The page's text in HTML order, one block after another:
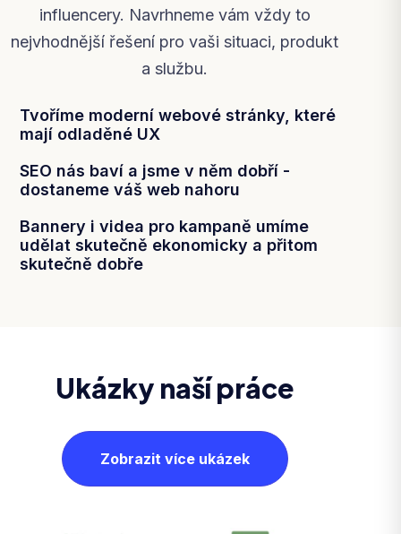
influencery. Navrhneme vám vždy to
nejvhodnější řešení pro vaši situaci, produkt
a službu.
Tvoříme moderní webové stránky, které
mají odladěné UX
SEO nás baví a jsme v něm dobří -
dostaneme váš web nahoru
Bannery i videa pro kampaně umíme
udělat skutečně ekonomicky a přitom
skutečně dobře
Ukázky naší práce
Zobrazit více ukázek